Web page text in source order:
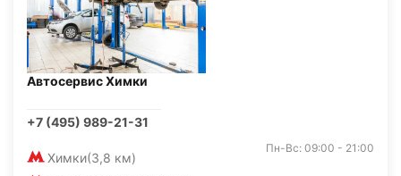
Автосервис Химки
+7 (495) 989-21-31
Химки(3,8 км)
Пн-Вс: 09:00 - 21:00